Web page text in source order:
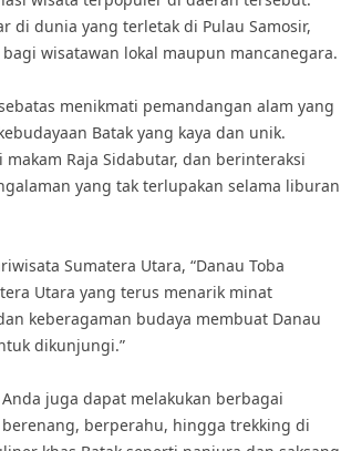
di dunia yang terletak di Pulau Samosir,
wisatawan lokal maupun mancanegara.
menikmati pemandangan alam yang
Batak yang kaya dan unik.
Raja Sidabutar, dan berinteraksi
yang tak terlupakan selama liburan
Sumatera Utara, “Danau Toba
Utara yang terus menarik minat
keberagaman budaya membuat Danau
dikunjungi.”
juga dapat melakukan berbagai
berperahu, hingga trekking di